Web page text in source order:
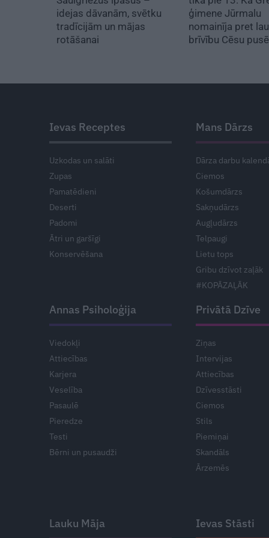
idejas dāvanām, svētku
tradīcijām un mājas
rotāšanai
ģimene Jūrmalu
nomainīja pret
brīvību Cēsu pusē
Ievas Receptes
Uzkodas un salāti
Zupas
Pamatēdieni
Deserti
Padomi
Ātri un garšīgi
Konservēšana
Mans Dārzs
Dārza darbu
Ciemos
Košumdārzs
Sakņudārzs
Augļudārzs
Telpaugi
Lietu tops
Gribu dzīvot zaļāk
#KOPĀZAĻĀK
Annas Psiholoģija
Viedokļi
Attiecības
Karjera
Veselība
Pasaulē
Pieredze
Testi
Bērni un pusaudži
Privātā Dzīve
Ziņas
Intervijas
Attiecības
Dzīvesstāsti
Ciemos
Stils
Piemiņai
Skandāls
Ārzemēs
Lauku Māja Ievas Stāsti